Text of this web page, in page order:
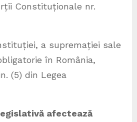
Constituționale nr.
a supremației sale
în România,
(5) din Legea
afectează